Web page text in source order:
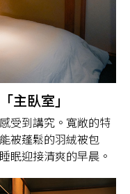
主臥室」
受到講究。寬敞的特
被蓬鬆的羽絨被包
眠迎接清爽的早晨。